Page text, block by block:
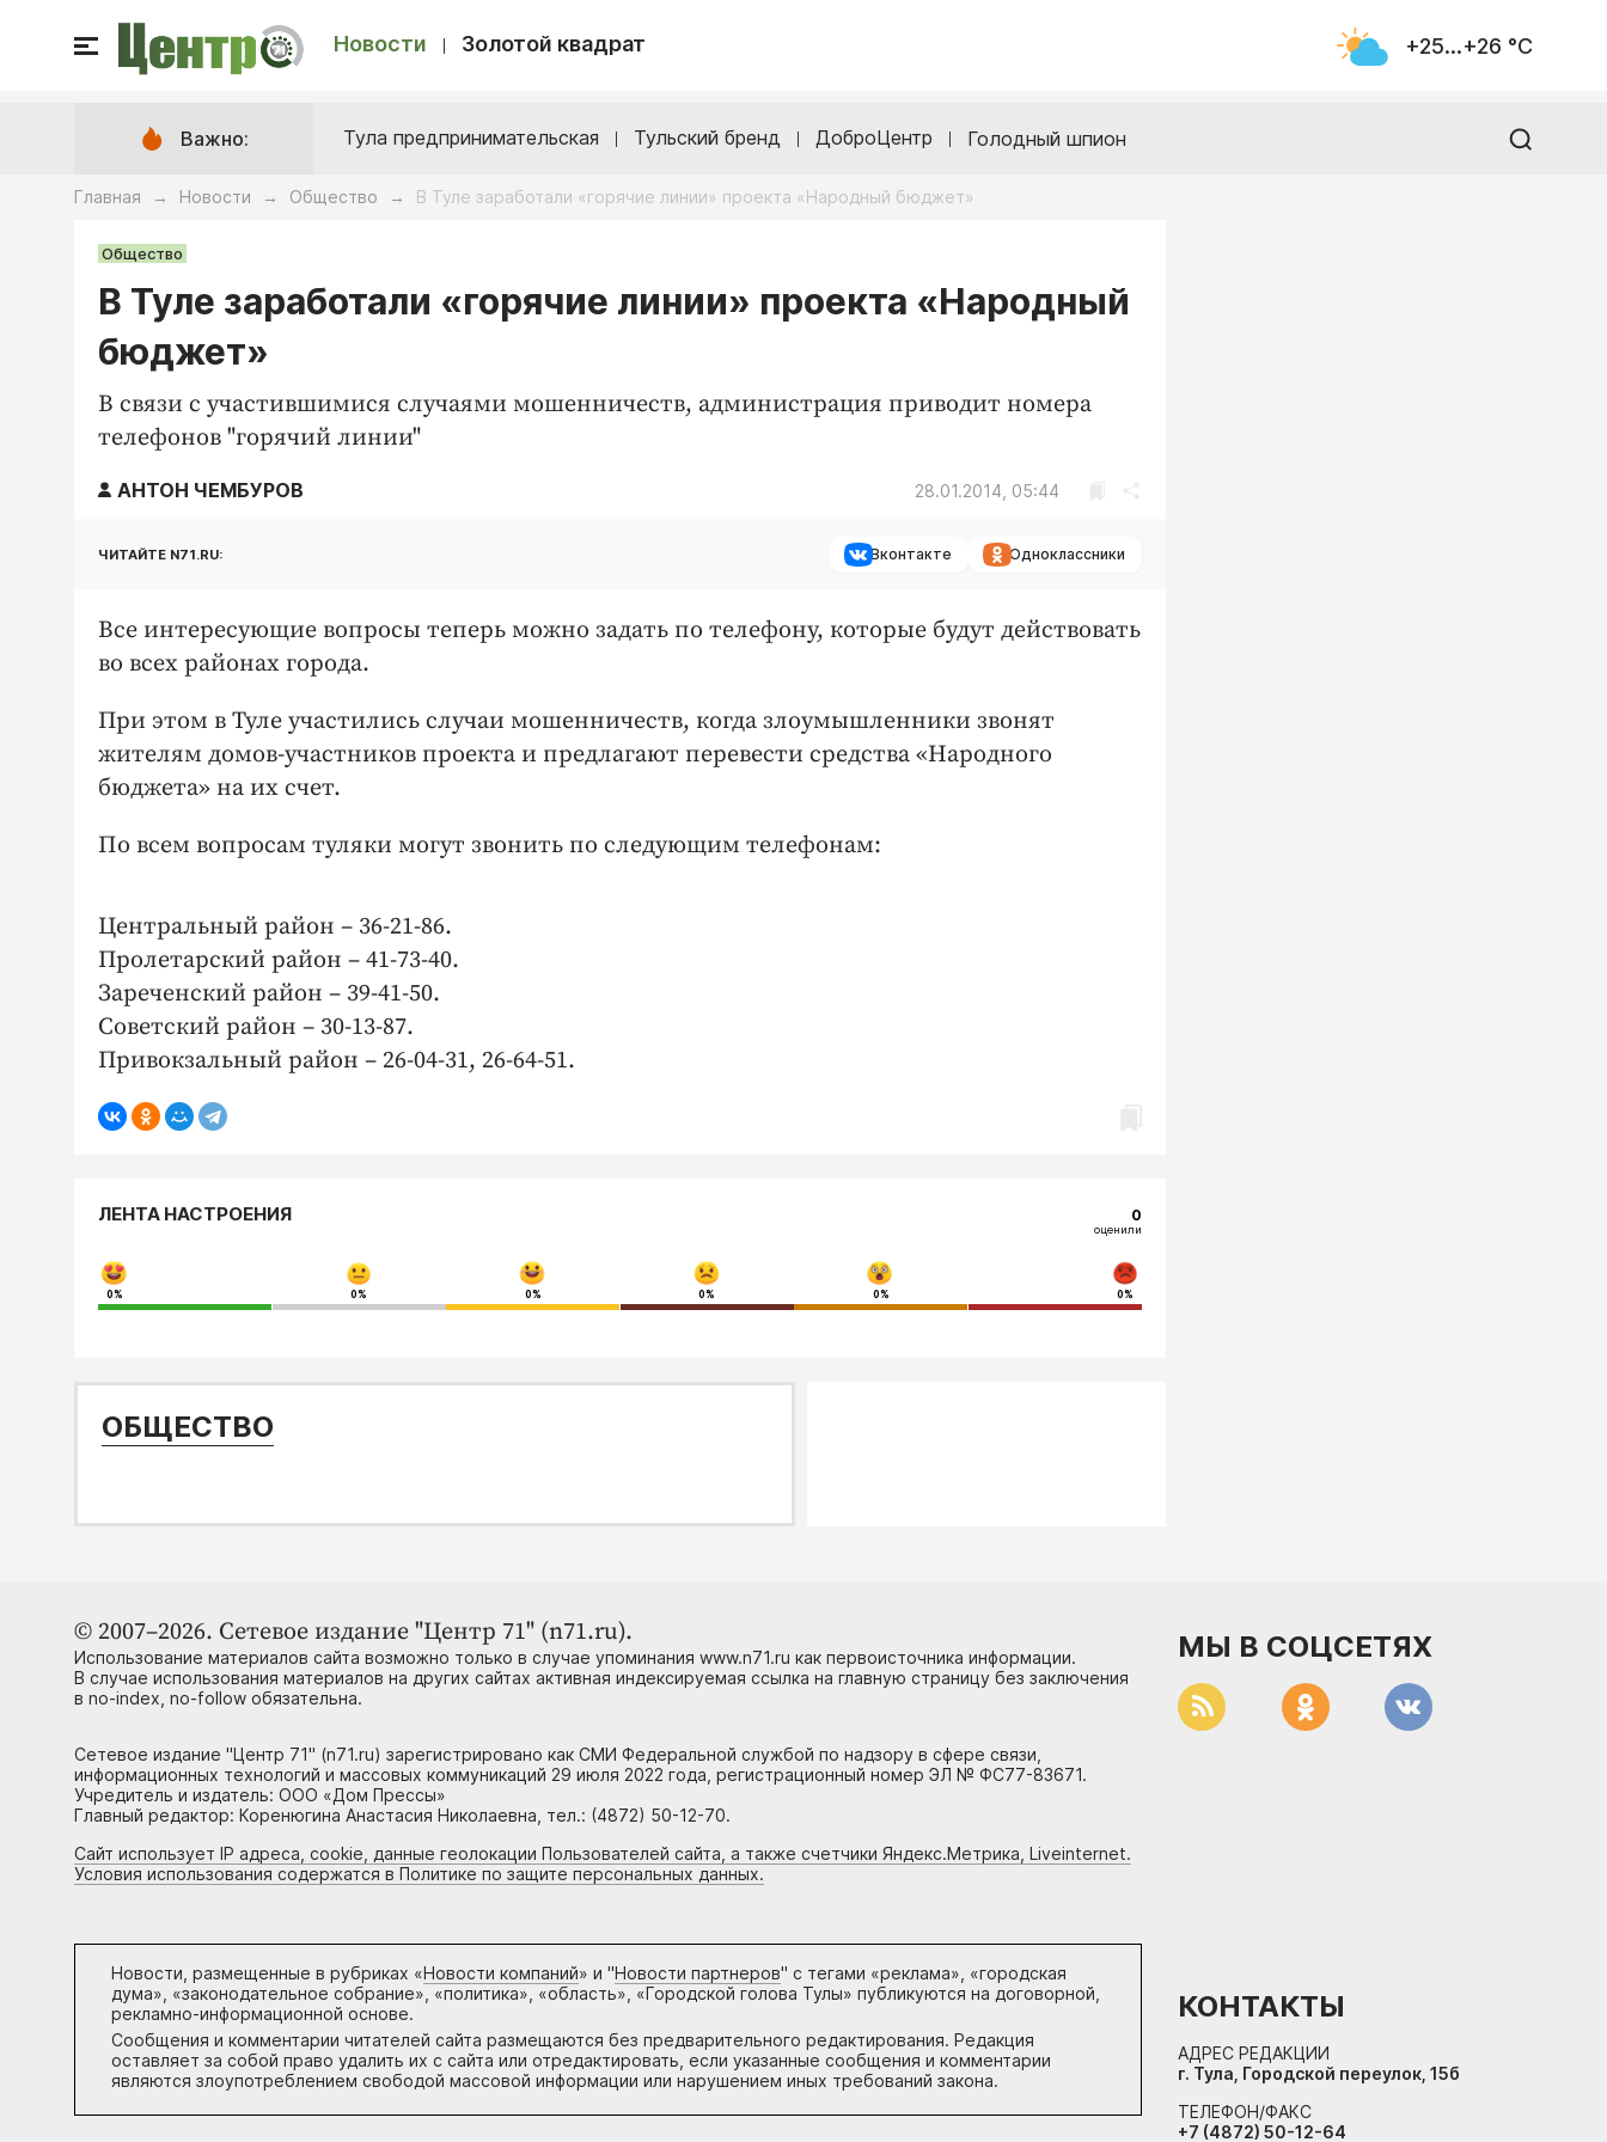
Новости Золотой квадрат +25...+26 °С
Важно: Тула предпринимательская Тульский бренд ДоброЦентр Голодный шпион
Главная → Новости → Общество → В Туле заработали «горячие линии» проекта «Народный бюджет»
Общество
В Туле заработали «горячие линии» проекта «Народный
бюджет»
В связи с участившимися случаями мошенничеств, администрация приводит номера
телефонов "горячий линии"
АНТОН ЧЕМБУРОВ 28.01.2014, 05:44
ЧИТАЙТЕ N71.RU: Вконтакте Одноклассники
Все интересующие вопросы теперь можно задать по телефону, которые будут действовать
во всех районах города.
При этом в Туле участились случаи мошенничеств, когда злоумышленники звонят
жителям домов-участников проекта и предлагают перевести средства «Народного
бюджета» на их счет.
По всем вопросам туляки могут звонить по следующим телефонам:
Центральный район – 36-21-86.
Пролетарский район – 41-73-40.
Зареченский район – 39-41-50.
Советский район – 30-13-87.
Привокзальный район – 26-04-31, 26-64-51.
ЛЕНТА НАСТРОЕНИЯ 0
оценили
0% 0% 0% 0% 0% 0%
ОБЩЕСТВО
© 2007–2026. Сетевое издание "Центр 71" (n71.ru).
Использование материалов сайта возможно только в случае упоминания www.n71.ru как первоисточника информации.
В случае использования материалов на других сайтах активная индексируемая ссылка на главную страницу без заключения
в no-index, no-follow обязательна.
Сетевое издание "Центр 71" (n71.ru) зарегистрировано как СМИ Федеральной службой по надзору в сфере связи,
информационных технологий и массовых коммуникаций 29 июля 2022 года, регистрационный номер ЭЛ № ФС77-83671.
Учредитель и издатель: ООО «Дом Прессы»
Главный редактор: Коренюгина Анастасия Николаевна, тел.: (4872) 50-12-70.
Сайт использует IP адреса, cookie, данные геолокации Пользователей сайта, а также счетчики Яндекс.Метрика, Liveinternet.
Условия использования содержатся в Политике по защите персональных данных.
Новости, размещенные в рубриках «Новости компаний» и "Новости партнеров" с тегами «реклама», «городская
дума», «законодательное собрание», «политика», «область», «Городской голова Тулы» публикуются на договорной,
рекламно-информационной основе.
Сообщения и комментарии читателей сайта размещаются без предварительного редактирования. Редакция
оставляет за собой право удалить их с сайта или отредактировать, если указанные сообщения и комментарии
являются злоупотреблением свободой массовой информации или нарушением иных требований закона.
МЫ В СОЦСЕТЯХ
КОНТАКТЫ
АДРЕС РЕДАКЦИИ
г. Тула, Городской переулок, 15б
ТЕЛЕФОН/ФАКС
+7 (4872) 50-12-64